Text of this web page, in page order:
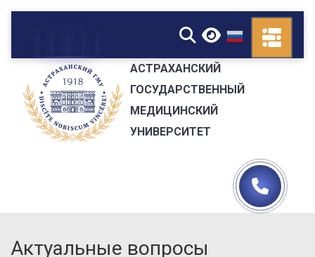
▼
АСТРАХАНСКИЙ
ГОСУДАРСТВЕННЫЙ
МЕДИЦИНСКИЙ
УНИВЕРСИТЕТ
Актуальные вопросы